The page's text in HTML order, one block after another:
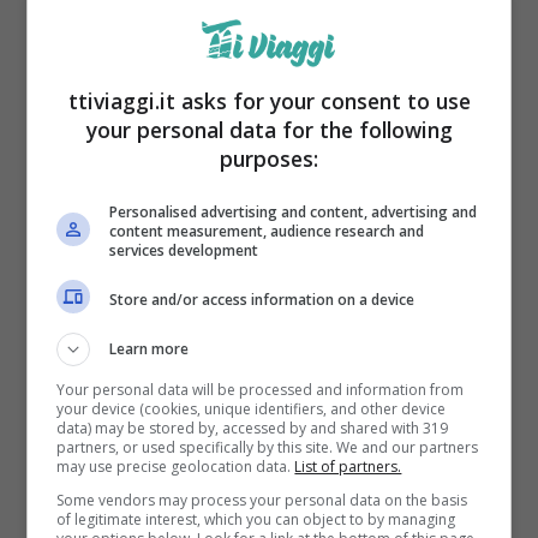
creando un effetto simile a quello di un
climatizzatore. Questo metodo è
particolarmente utile durante la notte, quando
le temperature sono più elevate.
ventilatore – ttiviaggi.it
ttiviaggi.it asks for your consent to use
your personal data for the following
purposes:
Personalised advertising and content, advertising and
content measurement, audience research and
services development
Store and/or access information on a device
Learn more
Your personal data will be processed and information from
your device (cookies, unique identifiers, and other device
data) may be stored by, accessed by and shared with 319
partners, or used specifically by this site. We and our partners
may use precise geolocation data. List of partners.
Some vendors may process your personal data on the basis
of legitimate interest, which you can object to by managing